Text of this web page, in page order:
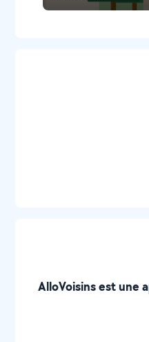
AlloVoisins est une